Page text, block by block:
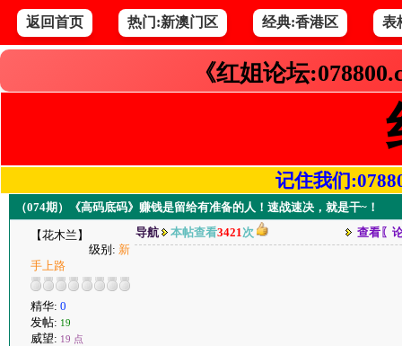
返回首页 热门:新澳门区 经典:香港区 表
《红姐论坛
记住我们
（074期）《高码底码》赚钱是留给有准备的人！速战速决，就是干~！
【花木兰】
级别: 新
手上路
精华: 0
发帖: 19
威望: 19 点
导航 本帖查看3421次 查看〖